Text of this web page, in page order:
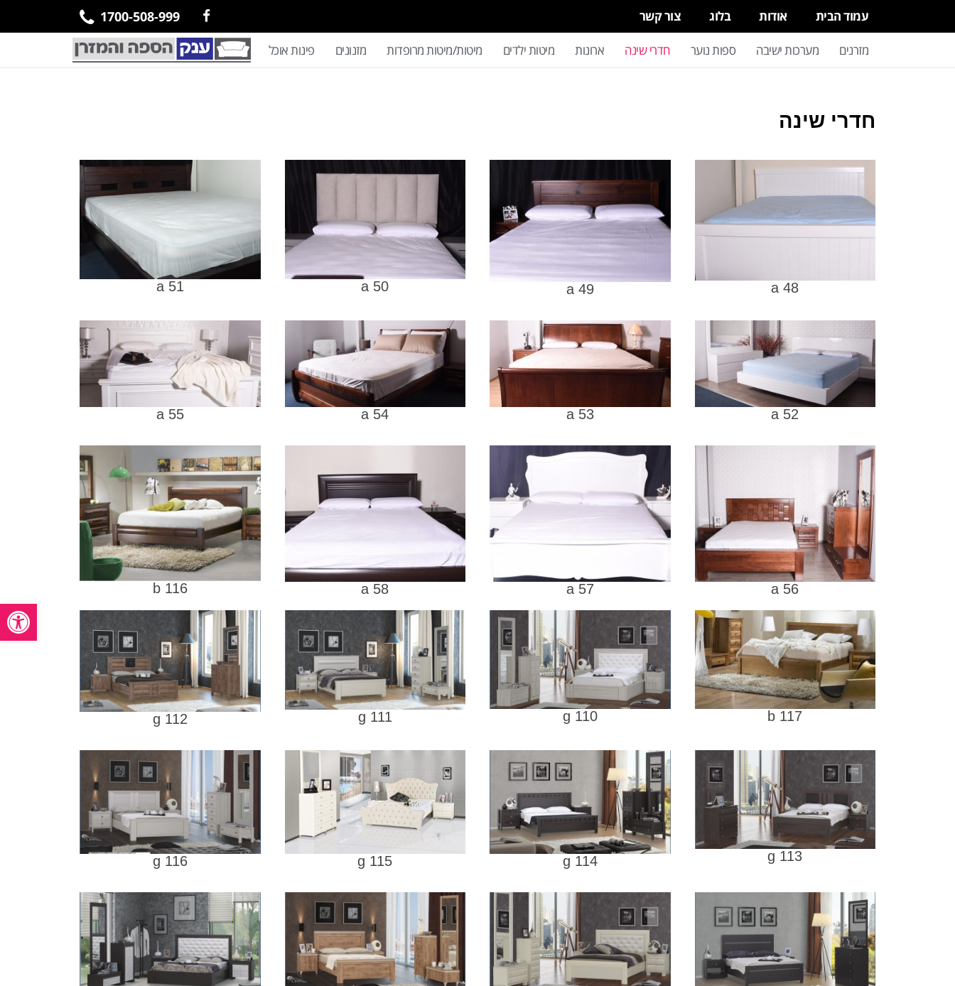
פתח
עמוד הבית אודות בלוג צור קשר 1700-508-999
מזרנים מערכות ישיבה ספות נוער חדרי שינה ארונות מיטות ילדים מיטות/מיטות מרופדות מזנונים פינות אוכל
חדרי שינה
a 48
a 49
a 50
a 51
a 52
a 53
a 54
a 55
a 56
a 57
a 58
116 b
b 117
g 110
g 111
g 112
g 113
g 114
g 115
g 116